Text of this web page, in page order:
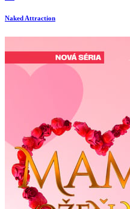
Naked Attraction